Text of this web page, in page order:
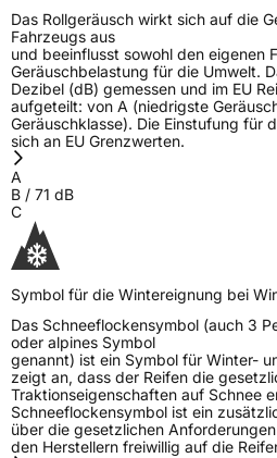
Das Rollgeräusch wirkt sich auf die
Fahrzeugs aus
und beeinflusst sowohl den eigenen
Geräuschbelastung für die Umwelt.
Dezibel (dB) gemessen und im EU
aufgeteilt: von A (niedrigste
Geräuschklasse). Die Einstufung für
sich an EU Grenzwerten.
A
B / 71 dB
C
Symbol für die Wintereignung bei
Das Schneeflockensymbol (auch 3
oder alpines Symbol
genannt) ist ein Symbol für Winter-
zeigt an, dass der Reifen die
Traktionseigenschaften auf Schnee
Schneeflockensymbol ist ein
über die gesetzlichen
den Herstellern freiwillig auf die